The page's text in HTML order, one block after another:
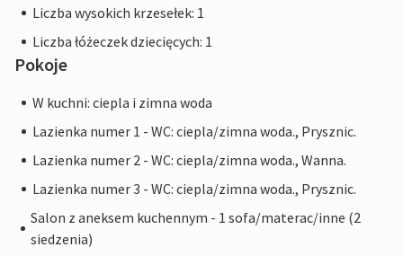
Liczba wysokich krzesełek: 1
Liczba łóżeczek dziecięcych: 1
Pokoje
W kuchni: ciepla i zimna woda
Lazienka numer 1 - WC: ciepla/zimna woda., Prysznic.
Lazienka numer 2 - WC: ciepla/zimna woda., Wanna.
Lazienka numer 3 - WC: ciepla/zimna woda., Prysznic.
Salon z aneksem kuchennym - 1 sofa/materac/inne (2
siedzenia)